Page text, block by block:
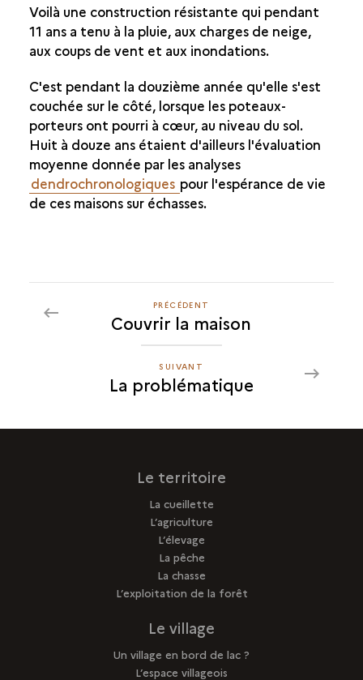
Voilà une construction résistante qui pendant
11 ans a tenu à la pluie, aux charges de neige,
aux coups de vent et aux inondations.
C'est pendant la douzième année qu'elle s'est
couchée sur le côté, lorsque les poteaux-
porteurs ont pourri à cœur, au niveau du sol.
Huit à douze ans étaient d'ailleurs l'évaluation
moyenne donnée par les analyses
dendrochronologiques pour l'espérance de vie
de ces maisons sur échasses.
PRÉCÉDENT
LA
PROBLÉMATIQUE
PRÉCÉDENT
Couvrir la maison
SUIVANT
LA
SUIVANT
La problématique
Le territoire
La cueillette
L’agriculture
L’élevage
La pêche
La chasse
L’exploitation de la forêt
Le village
Un village en bord de lac ?
L’espace villageois